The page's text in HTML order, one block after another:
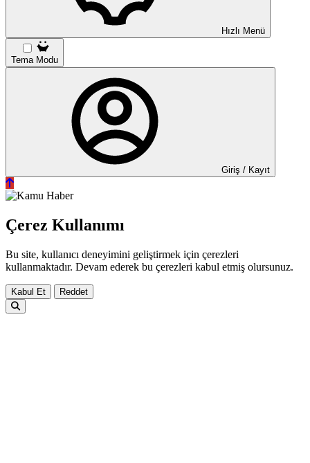
Hızlı Menü
Tema Modu
Giriş / Kayıt
Çerez Kullanımı
Bu site, kullanıcı deneyimini geliştirmek için çerezleri
kullanmaktadır. Devam ederek bu çerezleri kabul etmiş olursunuz.
Kabul Et Reddet